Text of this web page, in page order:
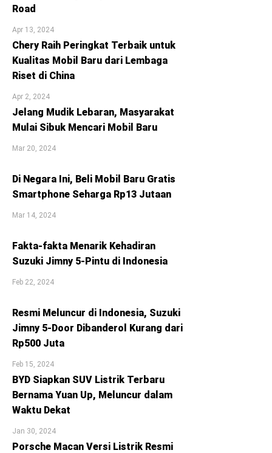
Road
Apr 13, 2024
Chery Raih Peringkat Terbaik untuk
Kualitas Mobil Baru dari Lembaga
Riset di China
Apr 2, 2024
Jelang Mudik Lebaran, Masyarakat
Mulai Sibuk Mencari Mobil Baru
Mar 20, 2024
Di Negara Ini, Beli Mobil Baru Gratis
Smartphone Seharga Rp13 Jutaan
Mar 14, 2024
Fakta-fakta Menarik Kehadiran
Suzuki Jimny 5-Pintu di Indonesia
Feb 22, 2024
Resmi Meluncur di Indonesia, Suzuki
Jimny 5-Door Dibanderol Kurang dari
Rp500 Juta
Feb 15, 2024
BYD Siapkan SUV Listrik Terbaru
Bernama Yuan Up, Meluncur dalam
Waktu Dekat
Jan 30, 2024
Porsche Macan Versi Listrik Resmi